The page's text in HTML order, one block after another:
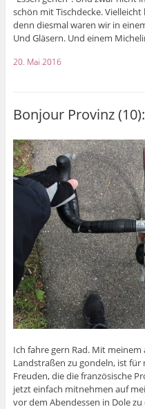
schön mit Tischdecke.
denn diesmal waren wir in
Und Gläsern. Und einem
20. Mai 2016
Bonjour Provinz
Ich fahre gern Rad. Mit
Landstraßen zu gondeln, ist
Freuden, die die französische
jetzt einfach mitnehmen auf
vor dem Abendessen in Dole